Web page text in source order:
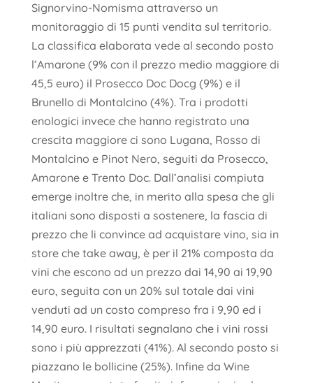
Signorvino-Nomisma attraverso un
monitoraggio di 15 punti vendita sul territorio.
La classifica elaborata vede al secondo posto
l’Amarone (9% con il prezzo medio maggiore di
45,5 euro) il Prosecco Doc Docg (9%) e il
Brunello di Montalcino (4%). Tra i prodotti
enologici invece che hanno registrato una
crescita maggiore ci sono Lugana, Rosso di
Montalcino e Pinot Nero, seguiti da Prosecco,
Amarone e Trento Doc. Dall’analisi compiuta
emerge inoltre che, in merito alla spesa che gli
italiani sono disposti a sostenere, la fascia di
prezzo che li convince ad acquistare vino, sia in
store che take away, è per il 21% composta da
vini che escono ad un prezzo dai 14,90 ai 19,90
euro, seguita con un 20% sul totale dai vini
venduti ad un costo compreso fra i 9,90 ed i
14,90 euro. I risultati segnalano che i vini rossi
sono i più apprezzati (41%). Al secondo posto si
piazzano le bollicine (25%). Infine da Wine